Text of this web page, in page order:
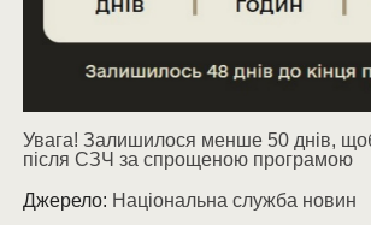
Увага! Залишилося менше 50 днів,
після СЗЧ за спрощеною програмою
Джерело: Національна служба новин